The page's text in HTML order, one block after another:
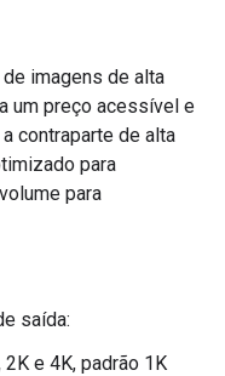
imagens de alta
um preço acessível e
contraparte de alta
para
para
saída:
e 4K, padrão 1K